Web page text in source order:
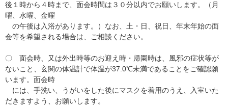
後１時から４時まで、面会時間は３０分以内でお願いします。（月
曜、水曜、金曜
の午後は入浴があります。）なお、土・日、祝日、年末年始の面
会等を希望される場合は、ご相談ください。
〇 面会時、又は外出時等のお迎え時・帰園時は、風邪の症状等が
ないこと、玄関の体温計で体温が37.0℃未満であることをご確認願
います。面会時
には、手洗い、うがいをした後にマスクを着用のうえ、入室いた
だきますよう、お願いします。